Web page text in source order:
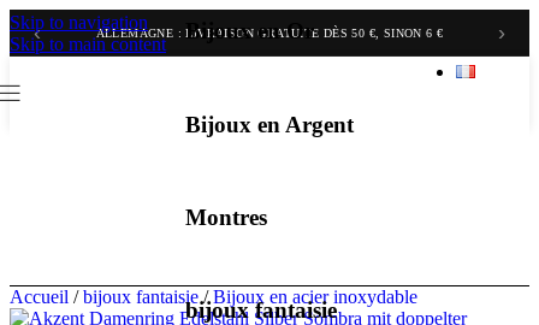
‹ ALLEMAGNE : LIVRAISON GRATUITE DÈS 50 €, SINON 6 €
BELGIQUE & PAYS-BAS : LIVRAISON GRATUITE DÈS 70 €, SINON 9,90 € ›
Skip to navigation
Skip to main content
Bijoux en Or
Bijoux en Argent
Montres
bijoux fantaisie
Accueil / bijoux fantaisie/ Bijoux en acier inoxydable